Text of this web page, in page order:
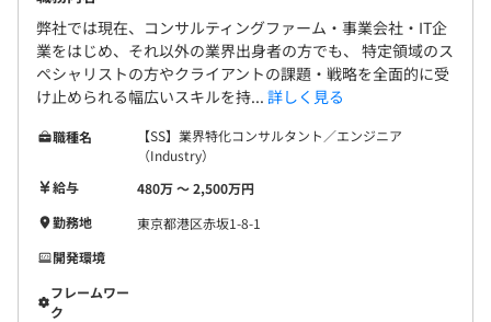
弊社では現在、コンサルティングファーム・事業会社・IT企
業をはじめ、それ以外の業界出身者の方でも、 特定領域のス
ペシャリストの方やクライアントの課題・戦略を全面的に受
け止められる幅広いスキルを持... 詳しく見る
職種名
【SS】業界特化コンサルタント／エンジニア
（Industry）
給与
480万 〜 2,500万円
勤務地
東京都港区赤坂1-8-1
開発環境
フレームワー
ク